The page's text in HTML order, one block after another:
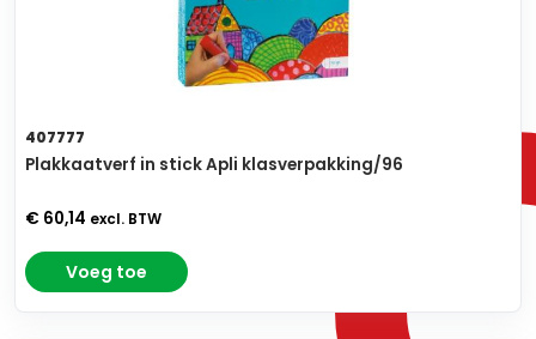
407777
Plakkaatverf in stick Apli klasverpakking/96
€ 60,14 excl. BTW
Voeg toe